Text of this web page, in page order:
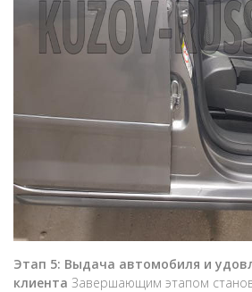
Этап 5: Выдача автомобиля и
клиента Завершающим этапом